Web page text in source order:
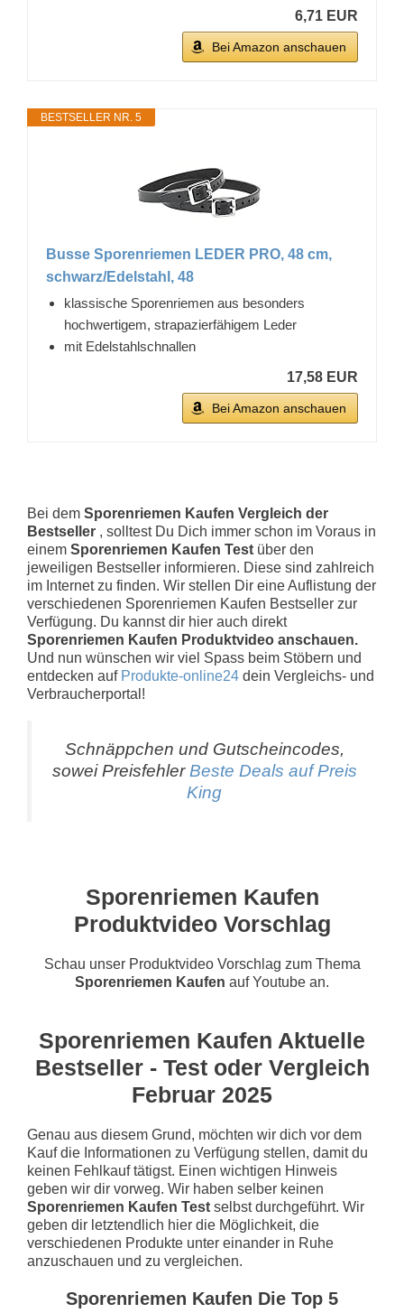
6,71 EUR
Bei Amazon anschauen
BESTSELLER NR. 5
Busse Sporenriemen LEDER PRO, 48 cm,
schwarz/Edelstahl, 48
klassische Sporenriemen aus besonders
hochwertigem, strapazierfähigem Leder
mit Edelstahlschnallen
17,58 EUR
Bei Amazon anschauen
Bei dem Sporenriemen Kaufen Vergleich der
Bestseller , solltest Du Dich immer schon im Voraus in
einem Sporenriemen Kaufen Test über den
jeweiligen Bestseller informieren. Diese sind zahlreich
im Internet zu finden. Wir stellen Dir eine Auflistung der
verschiedenen Sporenriemen Kaufen Bestseller zur
Verfügung. Du kannst dir hier auch direkt
Sporenriemen Kaufen Produktvideo anschauen.
Und nun wünschen wir viel Spass beim Stöbern und
entdecken auf Produkte-online24 dein Vergleichs- und
Verbraucherportal!
Schnäppchen und Gutscheincodes,
sowei Preisfehler Beste Deals auf Preis
King
Sporenriemen Kaufen
Produktvideo Vorschlag
Schau unser Produktvideo Vorschlag zum Thema
Sporenriemen Kaufen auf Youtube an.
Sporenriemen Kaufen Aktuelle
Bestseller - Test oder Vergleich
Februar 2025
Genau aus diesem Grund, möchten wir dich vor dem
Kauf die Informationen zu Verfügung stellen, damit du
keinen Fehlkauf tätigst. Einen wichtigen Hinweis
geben wir dir vorweg. Wir haben selber keinen
Sporenriemen Kaufen Test selbst durchgeführt. Wir
geben dir letztendlich hier die Möglichkeit, die
verschiedenen Produkte unter einander in Ruhe
anzuschauen und zu vergleichen.
Sporenriemen Kaufen Die Top 5